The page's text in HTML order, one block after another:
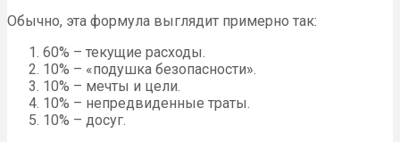
Обычно, эта формула выглядит примерно так:
60% – текущие расходы.
10% – «подушка безопасности».
10% – мечты и цели.
10% – непредвиденные траты.
10% – досуг.